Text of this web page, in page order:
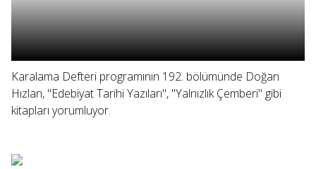
Karalama Defteri programının 192. bölümünde Doğan
Hızlan, "Edebiyat Tarihi Yazıları", "Yalnızlık Çemberi" gibi
kitapları yorumluyor.